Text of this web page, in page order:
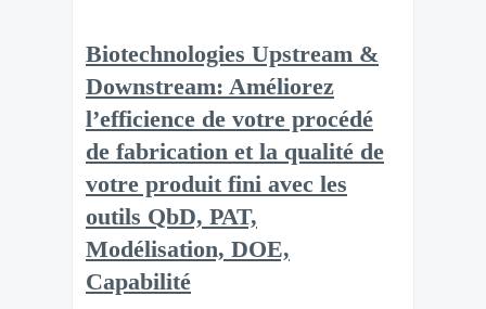
Biotechnologies Upstream &
Downstream: Améliorez
l’efficience de votre procédé
de fabrication et la qualité de
votre produit fini avec les
outils QbD, PAT,
Modélisation, DOE,
Capabilité